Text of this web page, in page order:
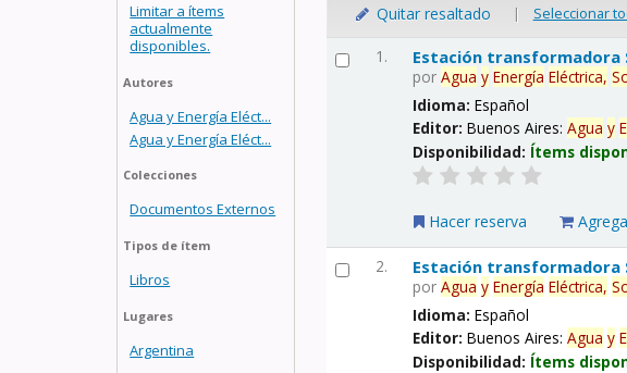
Limitar a ítems
actualmente
disponibles.
Autores
Agua y Energía Eléct...
Agua y Energía Eléct...
Colecciones
Documentos Externos
Tipos de ítem
Libros
Lugares
Argentina
Quitar resaltado | Seleccionar
1. Estación transformadora
porAgua y Energía Eléctrica,
Idioma:Español
Editor:Buenos Aires:Agua y
Disponibilidad: Ítems
Hacer reserva
2. Estación transformadora
porAgua y Energía Eléctrica,
Idioma:Español
Editor:Buenos Aires:Agua y
Disponibilidad: Ítems